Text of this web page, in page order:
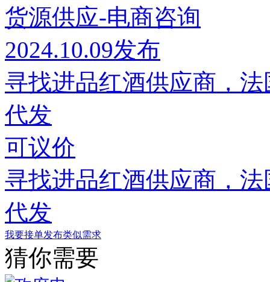
货源供应-电商咨询
2024.10.09发布
寻找进品红酒供应商，
代发
可议价
寻找进品红酒供应商，
代发
我要接单发布类似需求
猜你需要